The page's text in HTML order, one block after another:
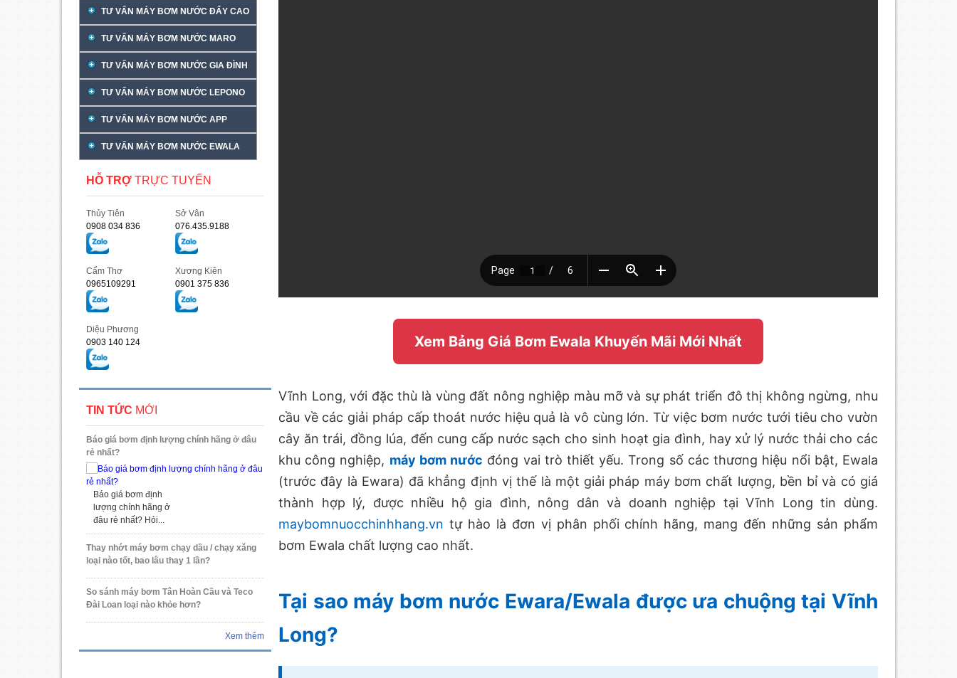
TƯ VẤN MÁY BƠM NƯỚC ĐẨY CAO
TƯ VẤN MÁY BƠM NƯỚC MARO
TƯ VẤN MÁY BƠM NƯỚC GIA ĐÌNH
TƯ VẤN MÁY BƠM NƯỚC LEPONO
TƯ VẤN MÁY BƠM NƯỚC APP
TƯ VẤN MÁY BƠM NƯỚC EWALA
HỖ TRỢ TRỰC TUYẾN
Thủy Tiên
0908 034 836
Sở Vân
076.435.9188
Cẩm Thơ
0965109291
Xương Kiên
0901 375 836
Diệu Phương
0903 140 124
TIN TỨC MỚI
Báo giá bơm định lượng chính hãng ở đâu
rẻ nhất?
Báo giá bơm định
lượng chính hãng ở
đâu rẻ nhất? Hỏi...
Thay nhớt máy bơm chạy dầu / chạy xăng
loại nào tốt, bao lâu thay 1 lần?
So sánh máy bơm Tân Hoàn Cầu và Teco
Đài Loan loại nào khỏe hơn?
Xem thêm
Xem Bảng Giá Bơm Ewala Khuyến Mãi Mới Nhất
Vĩnh Long, với đặc thù là vùng đất nông nghiệp màu mỡ và sự phát triển đô thị không ngừng, nhu
cầu về các giải pháp cấp thoát nước hiệu quả là vô cùng lớn. Từ việc bơm nước tưới tiêu cho vườn
cây ăn trái, đồng lúa, đến cung cấp nước sạch cho sinh hoạt gia đình, hay xử lý nước thải cho các
khu công nghiệp, máy bơm nước đóng vai trò thiết yếu. Trong số các thương hiệu nổi bật, Ewala
(trước đây là Ewara) đã khẳng định vị thế là một giải pháp máy bơm chất lượng, bền bỉ và có giá
thành hợp lý, được nhiều hộ gia đình, nông dân và doanh nghiệp tại Vĩnh Long tin dùng.
maybomnuocchinhhang.vn tự hào là đơn vị phân phối chính hãng, mang đến những sản phẩm
bơm Ewala chất lượng cao nhất.
Tại sao máy bơm nước Ewara/Ewala được ưa chuộng tại Vĩnh
Long?